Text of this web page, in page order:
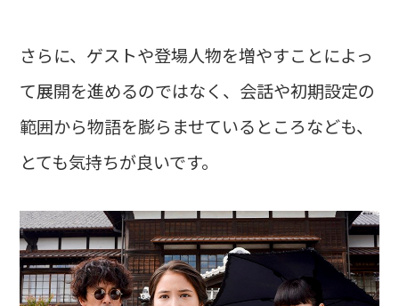
さらに、ゲストや登場人物を増やすことによっ
て展開を進めるのではなく、会話や初期設定の
範囲から物語を膨らませているところなども、
とても気持ちが良いです。